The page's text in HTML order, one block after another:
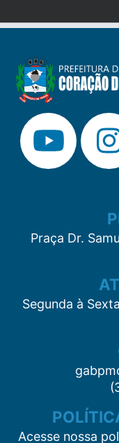
Praça Dr.
Segunda à
Acesse nossa